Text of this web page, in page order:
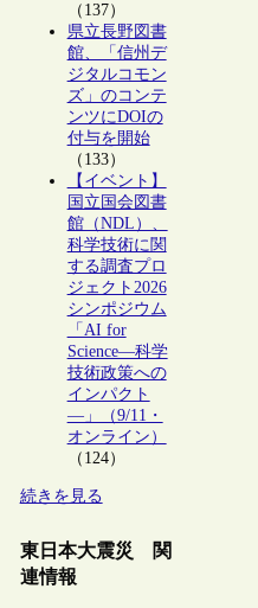
（137）
県立長野図書
館、「信州デ
ジタルコモン
ズ」のコンテ
ンツにDOIの
付与を開始
（133）
【イベント】
国立国会図書
館（NDL）、
科学技術に関
する調査プロ
ジェクト2026
シンポジウム
「AI for
Science―科学
技術政策への
インパクト
―」（9/11・
オンライン）
（124）
続きを見る
東日本大震災 関
連情報